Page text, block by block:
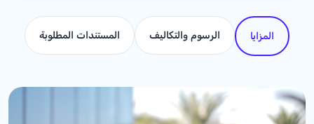
المزايا الرسوم والتكاليف المستندات المطلوبة